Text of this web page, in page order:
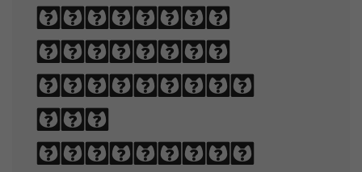
language
legible,
readable,
and
appealing